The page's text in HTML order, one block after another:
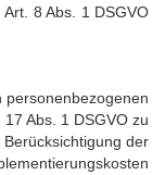
8 Abs. 1 DSGVO
personenbezogenen
Abs. 1 DSGVO zu
der